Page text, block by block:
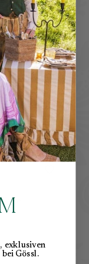
exklusiven
Gössl.